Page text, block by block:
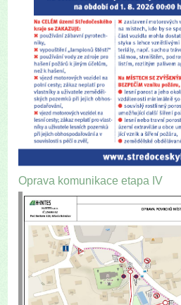
Oprava komunikace etapa IV